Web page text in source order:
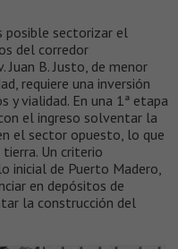
posible sectorizar el
del corredor
B. Justo, de menor
requiere una inversión
y vialidad. En una 1ª etapa
el ingreso solventar la
el sector opuesto, lo que
Un criterio
inicial de Puerto Madero,
en depósitos de
la construcción del